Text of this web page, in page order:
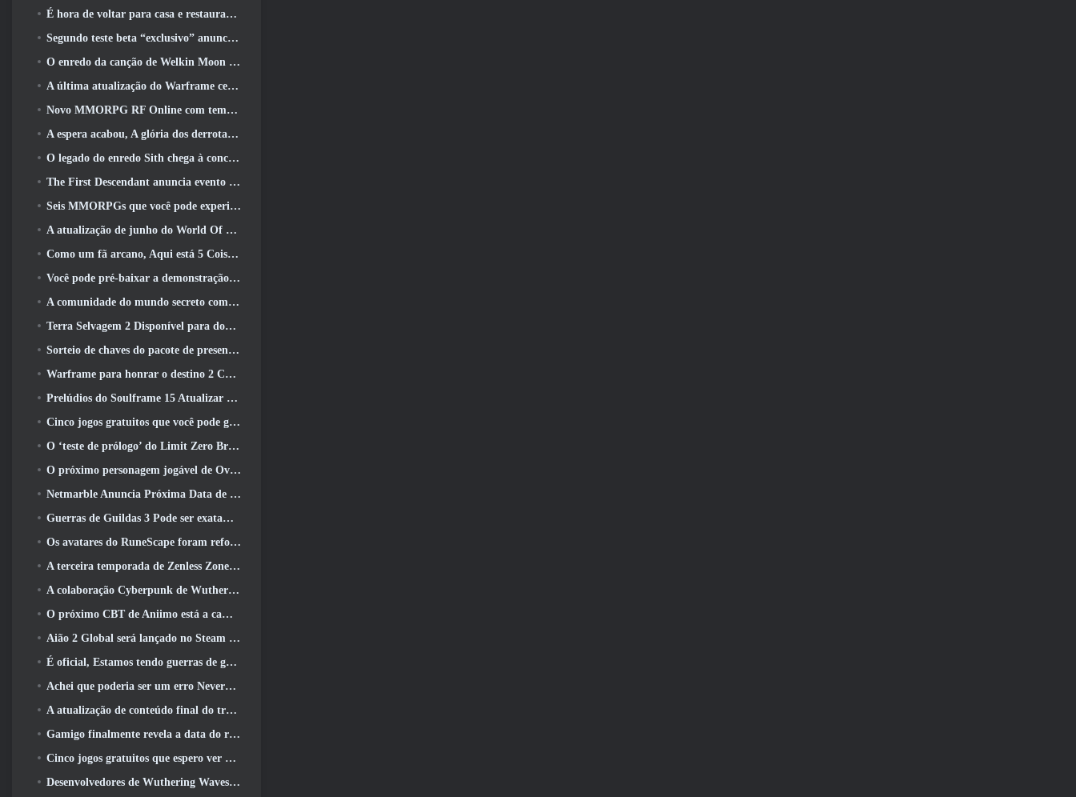
É hora de voltar para casa e restaurar o retiro feliz onde os ventos se encontram
Segundo teste beta “exclusivo” anunciado para atiradores de sobrevivência em equipe
O enredo da canção de Welkin Moon de Genshin Impact chega ao fim.. Na lua
A última atualização do Warframe celebra todos os pais do espaço
Novo MMORPG RF Online com tema Mech da Netmarble será lançado globalmente
A espera acabou, A glória dos derrotados voltou
O legado do enredo Sith chega à conclusão hoje na última atualização do SWTOR
The First Descendant anuncia evento de colaboração EVANGELION
Seis MMORPGs que você pode experimentar durante o Steam Next Fest
A atualização de junho do World Of Warships comemora o Dia da Independência dos EUA com uma nova campanha narrativa
Como um fã arcano, Aqui está 5 Coisas que quero ver do MMO Riot
Você pode pré-baixar a demonstração do Steam Next Fest de Embers Of The Uncrowned Tomorrow
A comunidade do mundo secreto comemora o 14º aniversário com um mistério que eles devem resolver juntos
Terra Selvagem 2 Disponível para download gratuitamente (E manter) Por tempo limitado
Sorteio de chaves do pacote de presente Crystal Saga Nova
Warframe para honrar o destino 2 Com atividade e título especiais no jogo
Prelúdios do Soulframe 15 Atualizar saque e pesca de retrabalhos
Cinco jogos gratuitos que você pode gostar de experimentar durante o Bullet Fest
O ‘teste de prólogo’ do Limit Zero Breakers começa hoje
O próximo personagem jogável de Overwatch parece ser um chefe do crime ciborgue sobrecarregado
Netmarble Anuncia Próxima Data de Lançamento Global RF Online
Guerras de Guildas 3 Pode ser exatamente o que a indústria de MMO precisa agora
Os avatares do RuneScape foram reformulados na maior atualização visual do jogo nos últimos dez anos
A terceira temporada de Zenless Zone Zero começa com uma viagem para uma ilha Bangboo no céu, E para a plataforma Steam
A colaboração Cyberpunk de Wuthering Waves é exatamente o que eu quero dos meus eventos de crossover de videogame
O próximo CBT de Aniimo está a caminho… E, Temos uma janela oficial de lançamento
Aião 2 Global será lançado no Steam e no Purple ainda este ano
É oficial, Estamos tendo guerras de guildas 3
Achei que poderia ser um erro Neverness To Everness ter o evento Porsche Collab Gacha tão cedo, Mas eu estava errado
A atualização de conteúdo final do trailer de Destiny 2 é um grito de guerra
Gamigo finalmente revela a data do retorno de Gloria Victis, Será que sobreviverá na segunda vez?
Cinco jogos gratuitos que espero ver durante o Summer Game Fest
Desenvolvedores de Wuthering Waves discutem a criação da sequência de batalha Lahai-Roi Mech